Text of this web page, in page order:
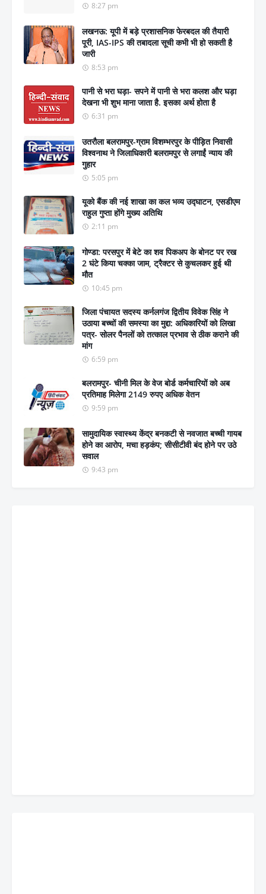
8:27 pm
लखनऊ: यूपी में बड़े प्रशासनिक फेरबदल की तैयारी
पूरी, IAS-IPS की तबादला सूची कभी भी हो सकती है
जारी
8:53 pm
पानी से भरा घड़ा- सपने में पानी से भरा कलश और घड़ा
देखना भी शुभ माना जाता है. इसका अर्थ होता है
6:31 pm
उतरौला बलरामपुर-ग्राम विशम्भरपुर के पीड़ित निवासी
विश्वनाथ ने जिलाधिकारी बलरामपुर से लगाईं न्याय की
गुहार
5:05 pm
यूको बैंक की नई शाखा का कल भव्य उद्घाटन, एसडीएम
राहुल गुप्ता होंगे मुख्य अतिथि
2:11 pm
गोण्डा: परसपुर में बेटे का शव पिकअप के बोनट पर रख
2 घंटे किया चक्का जाम, ट्रैक्टर से कुचलकर हुई थी
मौत
10:45 pm
जिला पंचायत सदस्य कर्नलगंज द्वितीय विवेक सिंह ने
उठाया बच्चों की समस्या का मुद्दा: अधिकारियों को लिखा
पत्र- सोलर पैनलों को तत्काल प्रभाव से ठीक कराने की
मांग
6:59 pm
बलरामपुर- चीनी मिल के वेज बोर्ड कर्मचारियों को अब
प्रतिमाह मिलेगा 2149 रुपए अधिक वेतन
9:59 pm
सामुदायिक स्वास्थ्य केंद्र बनकटी से नवजात बच्ची गायब
होने का आरोप, मचा हड़कंप; सीसीटीवी बंद होने पर उठे
सवाल
9:43 pm